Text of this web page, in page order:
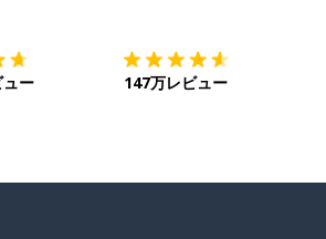
ー 147万レビュー